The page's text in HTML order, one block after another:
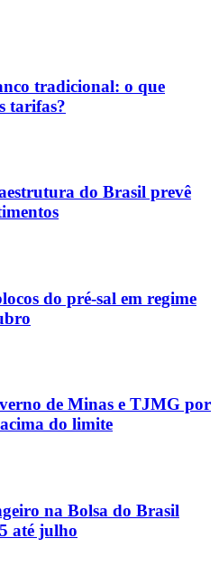
tradicional: o que
tarifas?
do Brasil prevê
do pré-sal em regime
de Minas e TJMG por
do limite
na Bolsa do Brasil
até julho